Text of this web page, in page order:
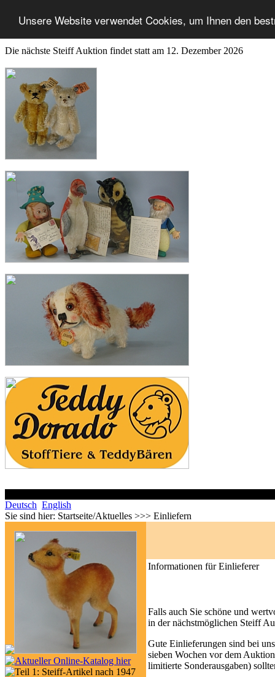
Unsere Website verwendet Cookies, um Ihnen den
Die nächste Steiff Auktion findet statt am 12. Dezember 2026
Deutsch English
Sie sind hier: Startseite/Aktuelles >>> Einliefern
Informationen für Einlieferer
Falls auch Sie schöne und
in der nächstmöglichen Steiff
Gute Einlieferungen sind bei
sieben Wochen vor dem
limitierte Sonderausgaben)